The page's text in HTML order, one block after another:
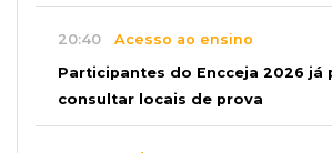
20:40 Acesso ao ensino
Participantes do Encceja 2026 já
consultar locais de prova